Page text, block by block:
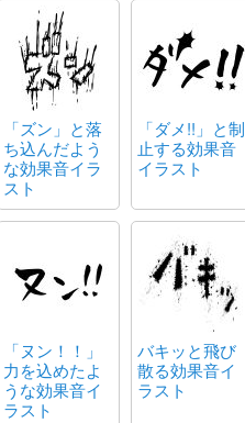
「ズン」と落
ち込んだよう
な効果音イラ
スト
「ダメ!!」と制
止する効果音
イラスト
「ヌン！！」
力を込めたよ
うな効果音イ
ラスト
バキッと飛び
散る効果音イ
ラスト